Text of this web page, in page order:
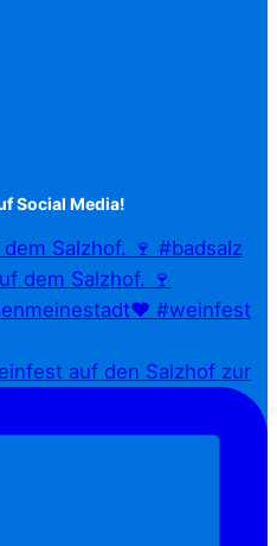
Social Media!
Salzhof. 🍷 #badsalz
auf den Salzhof zur